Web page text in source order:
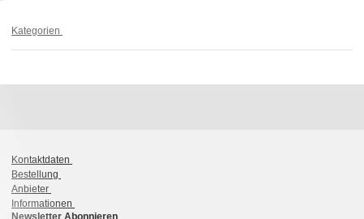
Kategorien
Kontaktdaten
Bestellung
Anbieter
Informationen
Newsletter Abonnieren